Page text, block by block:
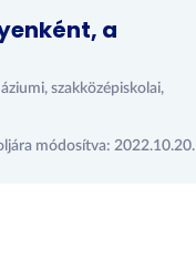
a
szakközépiskolai,
módosítva: 2022.10.20.